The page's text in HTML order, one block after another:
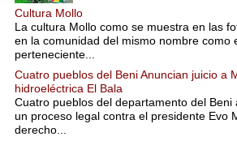
Cultura Mollo
La cultura Mollo como se muestra en las
en la comunidad del mismo nombre como
perteneciente...
Cuatro pueblos del Beni Anuncian juicio a
hidroeléctrica El Bala
Cuatro pueblos del departamento del Beni
un proceso legal contra el presidente Evo
derecho...